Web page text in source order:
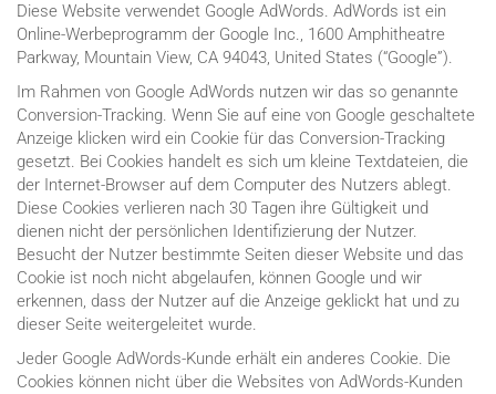
Diese Website verwendet Google AdWords. AdWords ist ein
Online-Werbeprogramm der Google Inc., 1600 Amphitheatre
Parkway, Mountain View, CA 94043, United States (“Google”).
Im Rahmen von Google AdWords nutzen wir das so genannte
Conversion-Tracking. Wenn Sie auf eine von Google geschaltete
Anzeige klicken wird ein Cookie für das Conversion-Tracking
gesetzt. Bei Cookies handelt es sich um kleine Textdateien, die
der Internet-Browser auf dem Computer des Nutzers ablegt.
Diese Cookies verlieren nach 30 Tagen ihre Gültigkeit und
dienen nicht der persönlichen Identifizierung der Nutzer.
Besucht der Nutzer bestimmte Seiten dieser Website und das
Cookie ist noch nicht abgelaufen, können Google und wir
erkennen, dass der Nutzer auf die Anzeige geklickt hat und zu
dieser Seite weitergeleitet wurde.
Jeder Google AdWords-Kunde erhält ein anderes Cookie. Die
Cookies können nicht über die Websites von AdWords-Kunden